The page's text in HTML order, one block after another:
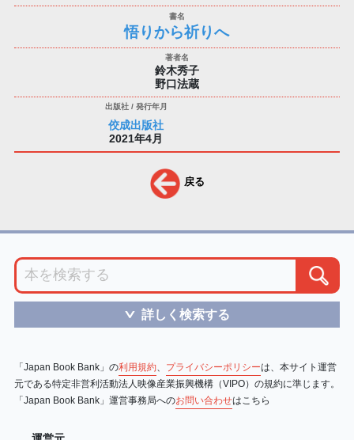
悟りから祈りへ
鈴木秀子
野口法蔵
佼成出版社
2021年4月
戻る
＞ 詳しく検索する
「Japan Book Bank」の利用規約、 プライバシーポリシーは、本サイト運営
元である特定非営利活動法人映像産業振興機構（VIPO）の規約に準じます。
「Japan Book Bank」運営事務局へのお問い合わせはこちら